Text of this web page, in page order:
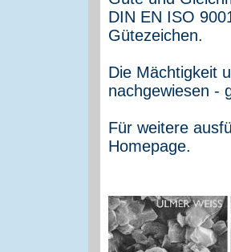
DIN EN ISO
Gütezeichen.
Die Mächtigkeit
nachgewiesen -
Für weitere
Homepage.